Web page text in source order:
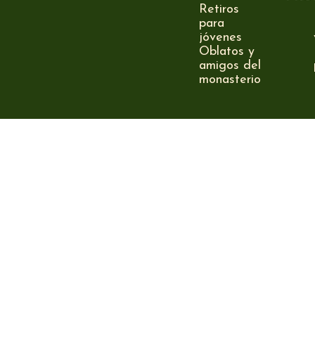
Retiros
para
jóvenes
Oblatos y
amigos del
monasterio